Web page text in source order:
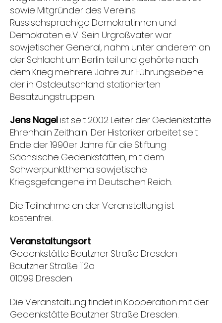
sowie Mitgründer des Vereins
Russischsprachige Demokratinnen und
Demokraten e.V. Sein Urgroßvater war
sowjetischer General, nahm unter anderem an
der Schlacht um Berlin teil und gehörte nach
dem Krieg mehrere Jahre zur Führungsebene
der in Ostdeutschland stationierten
Besatzungstruppen.
Jens Nagel ist seit 2002 Leiter der Gedenkstätte
Ehrenhain Zeithain. Der Historiker arbeitet seit
Ende der 1990er Jahre für die Stiftung
Sächsische Gedenkstätten, mit dem
Schwerpunktthema sowjetische
Kriegsgefangene im Deutschen Reich.
Die Teilnahme an der Veranstaltung ist
kostenfrei.
Veranstaltungsort
Gedenkstätte Bautzner Straße Dresden
Bautzner Straße 112a
01099 Dresden
Die Veranstaltung findet in Kooperation mit der
Gedenkstätte Bautzner Straße Dresden.